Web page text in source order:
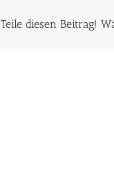
Teile diesen Beitrag!